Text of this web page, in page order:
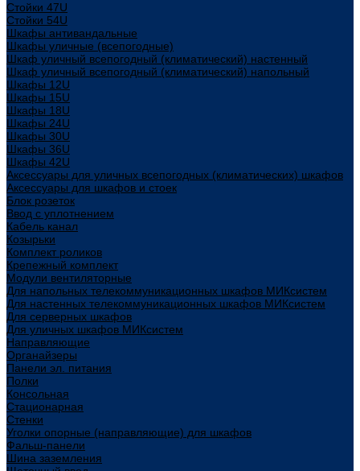
Стойки 47U
Стойки 54U
Шкафы антивандальные
Шкафы уличные (всепогодные)
Шкаф уличный всепогодный (климатический) настенный
Шкаф уличный всепогодный (климатический) напольный
Шкафы 12U
Шкафы 15U
Шкафы 18U
Шкафы 24U
Шкафы 30U
Шкафы 36U
Шкафы 42U
Аксессуары для уличных всепогодных (климатических) шкафов
Аксессуары для шкафов и стоек
Блок розеток
Ввод с уплотнением
Кабель канал
Козырьки
Комплект роликов
Крепежный комплект
Модули вентиляторные
Для напольных телекоммуникационных шкафов МИКсистем
Для настенных телекоммуникационных шкафов МИКсистем
Для серверных шкафов
Для уличных шкафов МИКсистем
Направляющие
Органайзеры
Панели эл. питания
Полки
Консольная
Стационарная
Стенки
Уголки опорные (направляющие) для шкафов
Фальш-панели
Шина заземления